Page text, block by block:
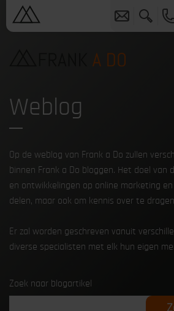
Weblog
Op de weblog van Frank a Do zullen
binnen Frank a Do bloggen. Het doel van
en ontwikkelingen op online marketing
delen, maar ook om kennis over te
Er zal worden geschreven vanuit
diverse specialisten met elk hun eigen
Zoek naar blogartikel